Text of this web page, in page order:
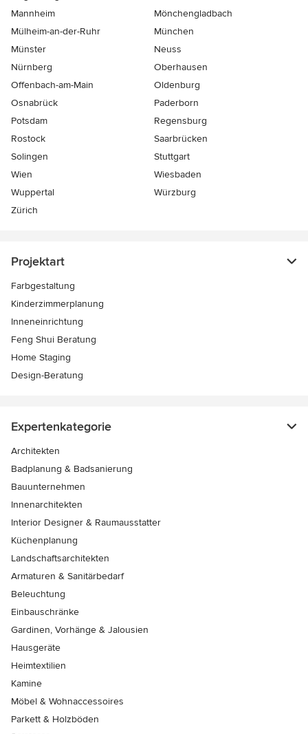
Mannheim
Mönchen­gladbach
Mülheim-an-der-Ruhr
München
Münster
Neuss
Nürnberg
Oberhausen
Offenbach-am-Main
Oldenburg
Osnabrück
Paderborn
Potsdam
Regensburg
Rostock
Saarbrücken
Solingen
Stuttgart
Wien
Wiesbaden
Wuppertal
Würzburg
Zürich
Projektart
Farbgestaltung
Kinderzimmerplanung
Inneneinrichtung
Feng Shui Beratung
Home Staging
Design-Beratung
Expertenkategorie
Architekten
Badplanung & Badsanierung
Bauunternehmen
Innenarchitekten
Interior Designer & Raumausstatter
Küchenplanung
Landschaftsarchitekten
Armaturen & Sanitärbedarf
Beleuchtung
Einbauschränke
Gardinen, Vorhänge & Jalousien
Hausgeräte
Heimtextilien
Kamine
Möbel & Wohnaccessoires
Parkett & Holzböden